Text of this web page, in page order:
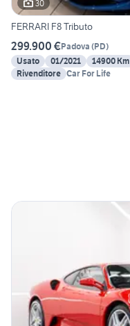
30
FERRARI F8 Tributo
299.900 €Padova (PD)
Usato
01/2021 14900 Km
Rivenditore Car For Life